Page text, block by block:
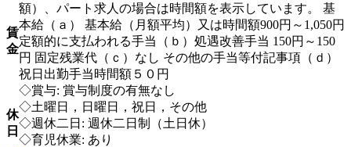
賃
金
額）、パート求人の場合は時間額を表示しています。 基
本給（ａ） 基本給（月額平均）又は時間額900円～1,050円
定額的に支払われる手当（ｂ）処遇改善手当 150円～150
円 固定残業代（ｃ）なし その他の手当等付記事項（ｄ）
祝日出勤手当時間額５０円
◇賞与: 賞与制度の有無なし
休
日
◇土曜日，日曜日，祝日，その他
◇週休二日: 週休二日制（土日休）
◇育児休業: あり